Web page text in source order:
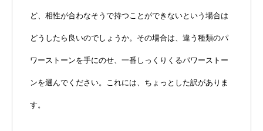
ど、相性が合わなそうで持つことができないという場合は
どうしたら良いのでしょうか。 その場合は、違う種類のパ
ワーストーンを手にのせ、一番しっくりくるパワーストー
ンを選んでください。これには、ちょっとした訳がありま
す。